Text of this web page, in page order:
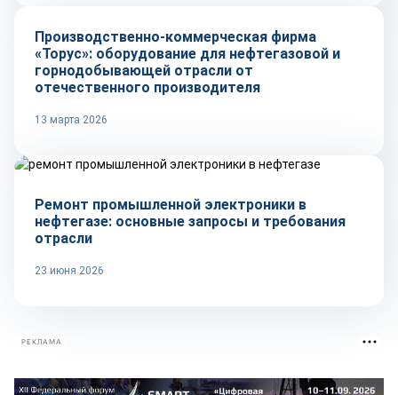
Производственно-коммерческая фирма
«Торус»: оборудование для нефтегазовой и
горнодобывающей отрасли от
отечественного производителя
13 марта 2026
Ремонт промышленной электроники в
нефтегазе: основные запросы и требования
отрасли
23 июня 2026
РЕКЛАМА